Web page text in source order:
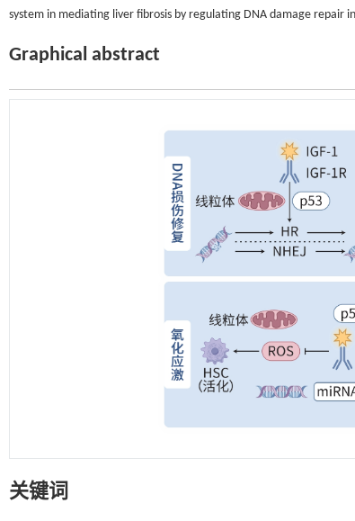
system in mediating liver fibrosis by regulating DNA damage
Graphical abstract
关键词